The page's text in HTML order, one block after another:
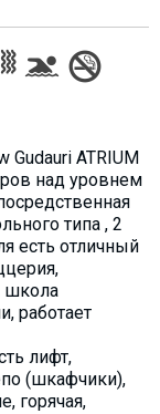
Gudauri ATRIUM
над уровнем
типа , 2
есть отличный
школа
работает
лифт,
(шкафчики),
горячая,